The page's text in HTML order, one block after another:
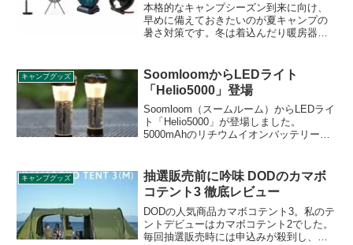
本格的なキャンプシーズン到来に向け、
早めに備えておきたいのが夏キャンプの
暑さ対策です。冬は着込んだり暖房器具
はないでしょうか。夏でも快適に過ごせ
るキャンプで使える扇風機を4品ご紹介し
ます。
キャンプグッズ
SoomloomからLEDライト
「Helio5000」登場
Soomloom（スームルーム）からLEDライ
ト「Helio5000」が登場しました。
5000mAhのリチウムイオンバッテリーを
とができます。本体サイズは
(約)ɸ37.5xH97.5mm、重量99gのコンパク
トLEDライトです。詳細をレビューしま
す。
キャンプグッズ
抽選販売前に吟味 DODのカマボ
コテント3 徹底レビュー
DODの人気商品カマボコテント3。私のテ
ントデビューはカマボコテント2でした。
毎回抽選販売時には申込みが殺到し、な